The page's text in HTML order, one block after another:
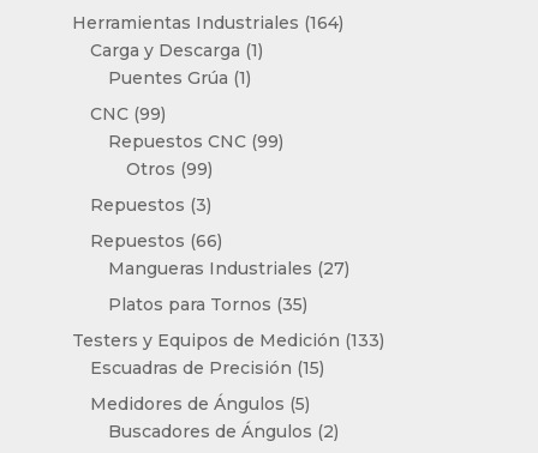
productos
Herramientas Industriales 164164
Carga y Descarga 11
Puentes Grúa 11
CNC 9999
productos
Repuestos CNC 9999
Otros 9999
productos
Repuestos 33
productos
Repuestos 6666
productos
Mangueras Industriales 2727
Platos para Tornos 3535
productos
Testers y Equipos de Medición 133133
Escuadras de Precisión 1515
Medidores de Ángulos 55
productos
Buscadores de Ángulos 22